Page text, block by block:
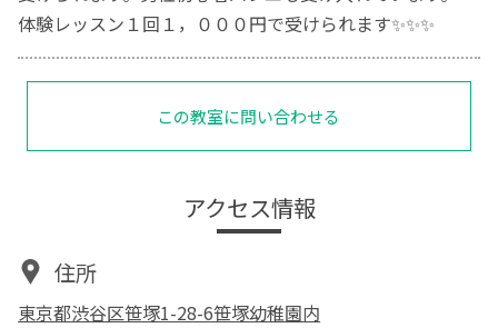
体験レッスン１回１，０００円で受けられます✨✨✨
この教室に問い合わせる
アクセス情報
住所
東京都渋谷区笹塚1-28-6笹塚幼稚園内